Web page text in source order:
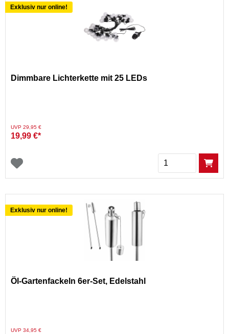
Exklusiv nur online!
Dimmbare Lichterkette mit 25 LEDs
Preis reduziert von
UVP 29,95 €auf
19,99 €*
Menge
Exklusiv nur online!
Öl‑Gartenfackeln 6er-Set, Edelstahl
Preis reduziert von
UVP 34,95 €auf